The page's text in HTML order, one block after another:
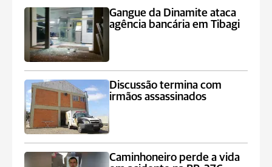
Gangue da Dinamite ataca
agência bancária em Tibagi
Discussão termina com
irmãos assassinados
Caminhoneiro perde a vida